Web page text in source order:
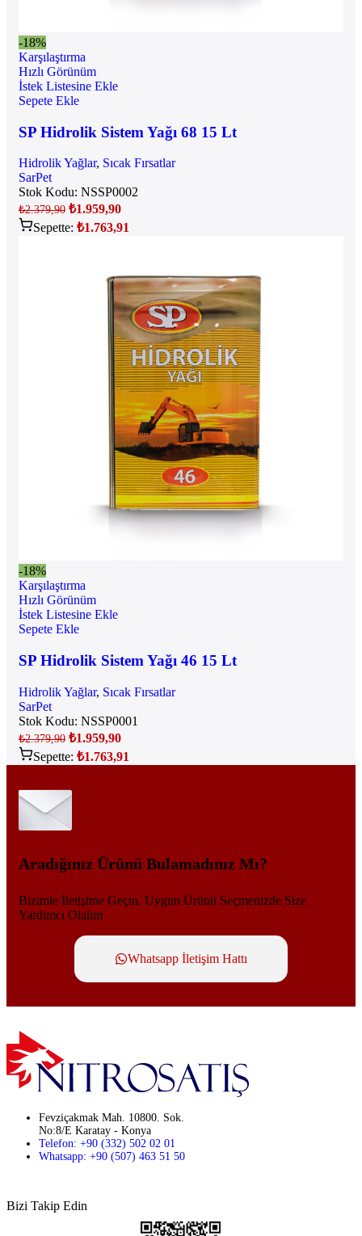
-18%
Karşılaştırma
Hızlı Görünüm
İstek Listesine Ekle
Sepete Ekle
SP Hidrolik Sistem Yağı 68 15 Lt
Hidrolik Yağlar, Sıcak Fırsatlar
SarPet
Stok Kodu: NSSP0002
₺2.379,90 ₺1.959,90
Sepette: ₺1.763,91
-18%
Karşılaştırma
Hızlı Görünüm
İstek Listesine Ekle
Sepete Ekle
SP Hidrolik Sistem Yağı 46 15 Lt
Hidrolik Yağlar, Sıcak Fırsatlar
SarPet
Stok Kodu: NSSP0001
₺2.379,90 ₺1.959,90
Sepette: ₺1.763,91
Aradığınız Ürünü Bulamadınız Mı?
Bizimle İletişime Geçin, Uygun Ürünü Seçmenizde Size
Yardımcı Olalım
Whatsapp İletişim Hattı
Fevziçakmak Mah. 10800. Sok.
No:8/E Karatay - Konya
Telefon: +90 (332) 502 02 01
Whatsapp: +90 (507) 463 51 50
Bizi Takip Edin